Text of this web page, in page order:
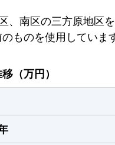
、南区の三方原地区
ものを使用していま
（万円）